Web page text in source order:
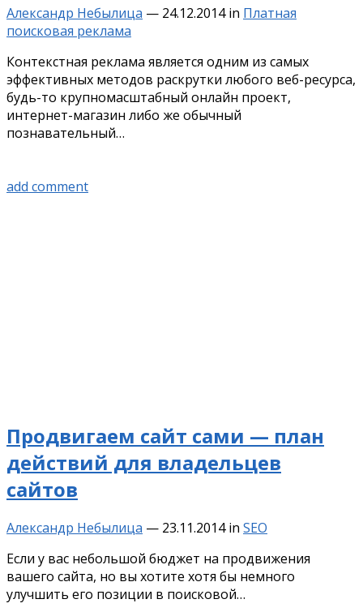
Александр Небылица — 24.12.2014 in Платная
поисковая реклама
Контекстная реклама является одним из самых
эффективных методов раскрутки любого веб-ресурса,
будь-то крупномасштабный онлайн проект,
интернет-магазин либо же обычный
познавательный…
add comment
Продвигаем сайт сами — план
действий для владельцев
сайтов
Александр Небылица — 23.11.2014 in SEO
Если у вас небольшой бюджет на продвижения
вашего сайта, но вы хотите хотя бы немного
улучшить его позиции в поисковой…